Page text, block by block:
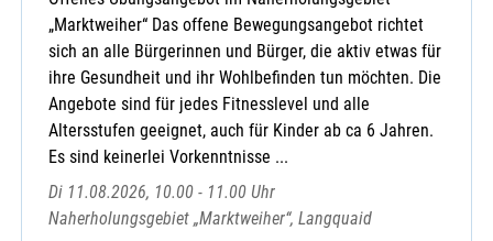
„Marktweiher“ Das offene Bewegungsangebot richtet
sich an alle Bürgerinnen und Bürger, die aktiv etwas für
ihre Gesundheit und ihr Wohlbefinden tun möchten. Die
Angebote sind für jedes Fitnesslevel und alle
Altersstufen geeignet, auch für Kinder ab ca 6 Jahren.
Es sind keinerlei Vorkenntnisse ...
Di 11.08.2026, 10.00 - 11.00 Uhr
Naherholungsgebiet „Marktweiher“, Langquaid